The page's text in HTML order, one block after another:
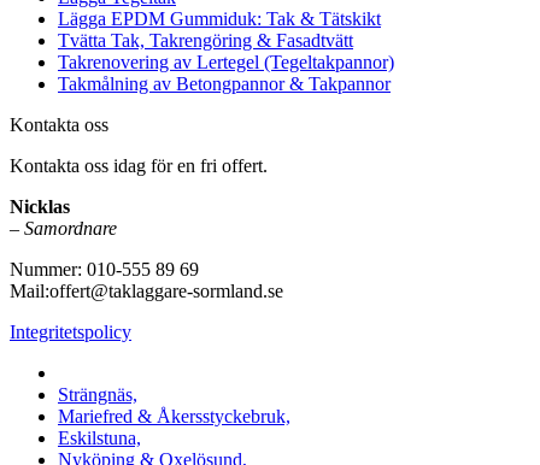
Lägga EPDM Gummiduk: Tak & Tätskikt
Tvätta Tak, Takrengöring & Fasadtvätt
Takrenovering av Lertegel (Tegeltakpannor)
Takmålning av Betongpannor & Takpannor
Kontakta oss
Kontakta oss idag för en fri offert.
Nicklas
– Samordnare
Nummer: 010-555 89 69
Mail:offert@taklaggare-sormland.se
Integritetspolicy
Strängnäs,
Mariefred & Åkersstyckebruk,
Eskilstuna,
Nyköping & Oxelösund,